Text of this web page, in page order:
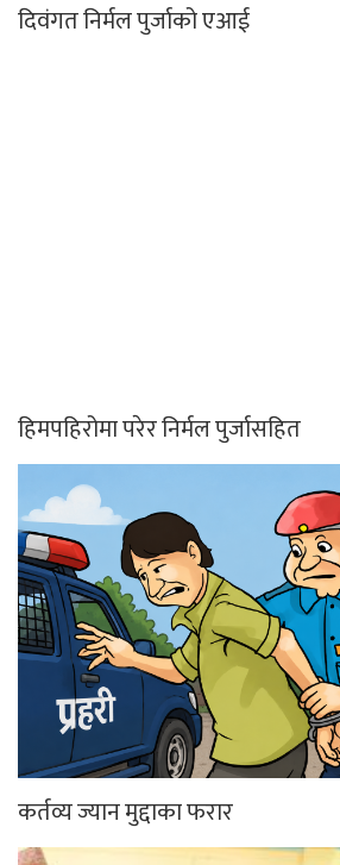
दिवंगत निर्मल पुर्जाको एआई
हिमपहिरोमा परेर निर्मल पुर्जासहित
कर्तव्य ज्यान मुद्दाका फरार